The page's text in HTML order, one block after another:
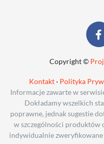
Copyright ©
Kontakt · Polityka
Informacje zawarte w
Dokładamy wszelkich
poprawne, jednak sugestie
w szczególności produktów
indywidualnie zweryfikowane